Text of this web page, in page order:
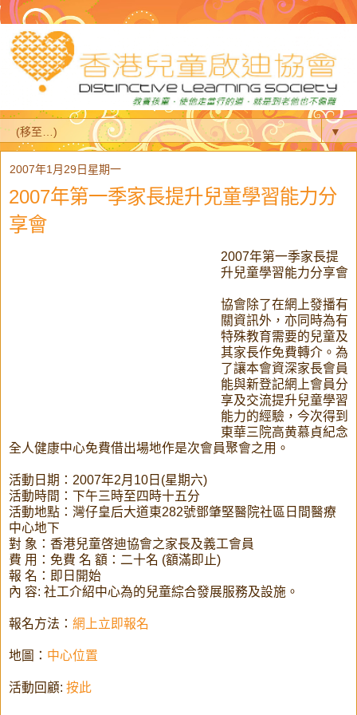
▼
2007年1月29日星期一
2007年第一季家長提升兒童學習能力分
享會
2007年第一季家長提
升兒童學習能力分享會
協會除了在網上發播有
關資訊外，亦同時為有
特殊教育需要的兒童及
其家長作免費轉介。為
了讓本會資深家長會員
能與新登記網上會員分
享及交流提升兒童學習
能力的經驗，今次得到
東華三院高黄慕貞紀念
全人健康中心免費借出場地作是次會員聚會之用。
活動日期：2007年2月10日(星期六)
活動時間：下午三時至四時十五分
活動地點：灣仔皇后大道東282號鄧肇堅醫院社區日間醫療
中心地下
對 象：香港兒童啓迪協會之家長及義工會員
費 用：免費 名 額：二十名 (額滿即止)
報 名：即日開始
內 容: 社工介紹中心為的兒童綜合發展服務及設施。
報名方法： 網上立即報名
地圖： 中心位置
活動回顧: 按此